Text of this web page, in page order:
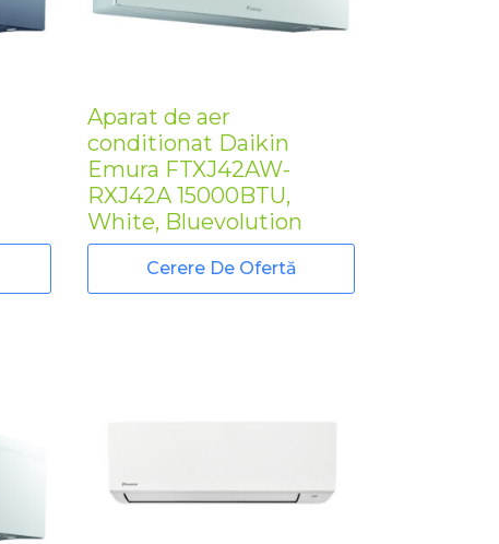
Aparat de aer
conditionat Daikin
Emura FTXJ42AW-
RXJ42A 15000BTU,
White, Bluevolution
Cerere De Ofertă